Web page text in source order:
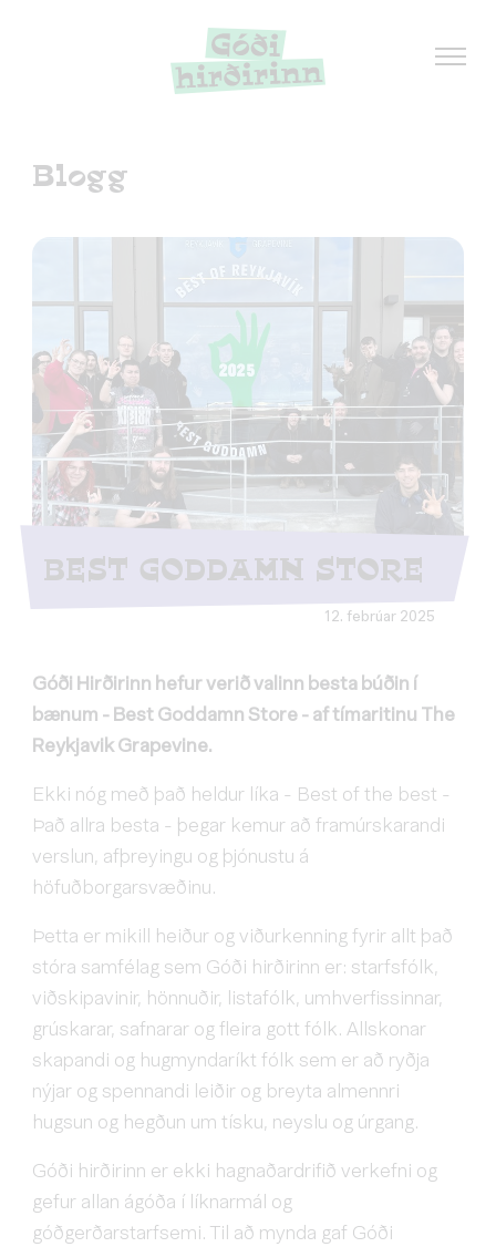
Blogg
BEST GODDAMN STORE
12. febrúar 2025
Góði Hirðirinn hefur verið valinn besta búðin í
bænum - Best Goddamn Store - af tímaritinu The
Reykjavik Grapevine.
Ekki nóg með það heldur líka - Best of the best -
Það allra besta - þegar kemur að framúrskarandi
verslun, afþreyingu og þjónustu á
höfuðborgarsvæðinu.
Þetta er mikill heiður og viðurkenning fyrir allt það
stóra samfélag sem Góði hirðirinn er: starfsfólk,
viðskipavinir, hönnuðir, listafólk, umhverfissinnar,
grúskarar, safnarar og fleira gott fólk. Allskonar
skapandi og hugmyndaríkt fólk sem er að ryðja
nýjar og spennandi leiðir og breyta almennri
hugsun og hegðun um tísku, neyslu og úrgang.
Góði hirðirinn er ekki hagnaðardrifið verkefni og
gefur allan ágóða í líknarmál og
góðgerðarstarfsemi. Til að mynda gaf Góði